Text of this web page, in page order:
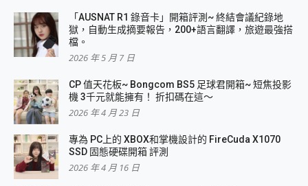
「AUSNAT R1 錄音卡」開箱評測~ 終結會議紀錄地
獄，自動生成摘要報告，200+語言翻譯，旅遊最強搭
檔。
2026 年 5 月 7 日
CP 值天花板~ Bongcom BS5 足球君開箱~ 短焦投影
機 3千元就能擁有！ 折扣碼在這～
2026 年 4 月 23 日
專為 PC上的 XBOX和掌機設計的 FireCuda X1070
SSD 固態硬碟開箱 評測
2026 年 4 月 16 日